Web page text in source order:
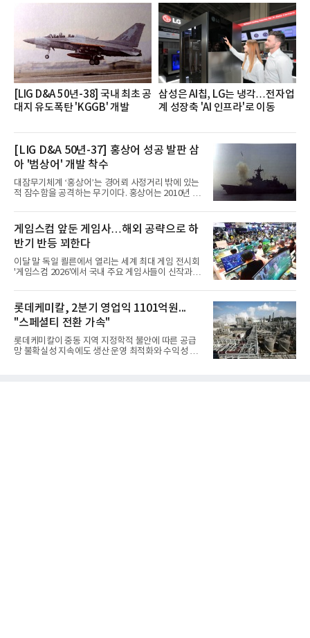
쳐 진행됐다.참고로 새로이(e)는 NH농협캐피탈 MZ
세대들로(과장~계장) 구성된 자율 참여조직으로, 조
직문화 혁신과 업무 효율성 향상을 위한 다양한 활동
을 추진하며,새로운 변화와 이로운 영향력을 조직전
반에 전파하는 역할
[LIG D&A 50년-38] 국내 최초 공
대지 유도폭탄 'KGGB' 개발
삼성은 AI칩, LG는 냉각…전자업
계 성장축 'AI 인프라'로 이동
[LIG D&A 50년-37] 홍상어 성공 발판 삼
아 '범상어' 개발 착수
대잠무기체계 ‘홍상어’는 경어뢰 사정거리 밖에 있는
적 잠수함을 공격하는 무기이다. 홍상어는 2010년 넥
이뤄졌다. 이후 2012년 한국형 구축함(KDX-1) 이상
의 함정에 실전 배치됐다.그해 7월 해군은 동해상에서
성능 검증을 위해 홍상어 시험발사를 실시했다. 이때
홍상어가 목표 지점에서 입수한 후 표적을 타격하지
못하고 물속에서 멈춰버리는 예상 밖의 일이 벌어졌
다. 2차 품질확인 사격 시험에서도 만족스러운 결과를
얻지 못했다. 완벽한 신뢰성 확보를 위해 LIG넥스원은
분야를
게임스컴 앞둔 게임사…해외 공략으로 하
반기 반등 꾀한다
이달 말 독일 쾰른에서 열리는 세계 최대 게임 전시회
'게임스컴 2026'에서 국내 주요 게임사들이 신작과 글
체별로 엇갈린 가운데 하반기 신작 흥행과 해외 시장
성과가 실적을 좌우할 핵심 변수로 떠오르고 있다.8일
업계에 따르면 올해 상반기 게임업계는 기업별 성적
표가 크게 갈렸다. 대표적으로 크래프톤은 'PUBG: 배
틀그라운드'의 안정적인 성장에 힘입어 상반기 연결
기준 매출 2조6616억원, 영업이익 9725억원으로 역
대 최대 실적을 기록했다. 엔씨도 올해 출시한 '아이온
롯데케미칼, 2분기 영업익 1101억원...
"스페셜티 전환 가속"
롯데케미칼이 중동 지역 지정학적 불안에 따른 공급
망 불확실성 지속에도 생산 운영 최적화와 수익성 중